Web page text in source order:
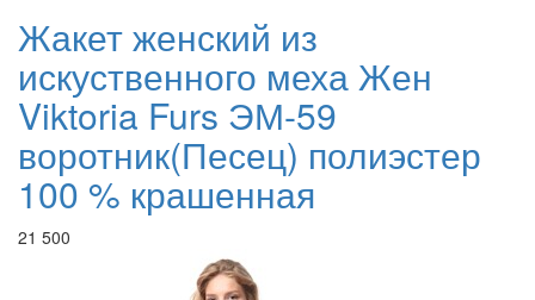
Жакет женский из
искуственного меха Жен
Viktoria Furs ЭМ-59
воротник(Песец) полиэстер
100 % крашенная
21 500